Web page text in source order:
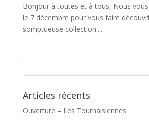
Bonjour à toutes et à tous, Nous
le 7 décembre pour vous faire
somptueuse collection....
Articles récents
Ouverture – Les Tournaisiennes